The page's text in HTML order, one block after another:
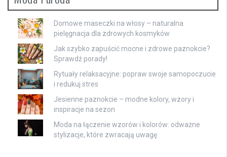
Domowe maseczki na włosy – naturalna
pielęgnacja dla zdrowych kosmyków
Jak szybko zapuścić mocne i zdrowe paznokcie?
Sprawdź porady!
Rytuały relaksacyjne: popraw swoje samopoczucie
i redukuj stres
Jesienne paznokcie – modne kolory, wzory i
inspiracje na sezon
Moda na łączenie wzorów i kolorów: odważne
stylizacje, które zwracają uwagę